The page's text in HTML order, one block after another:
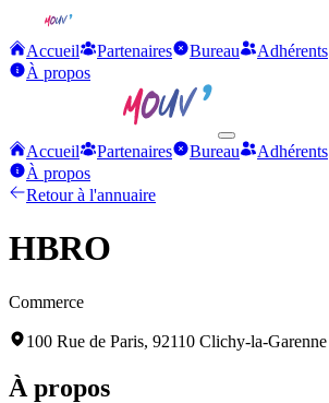
Accueil Partenaires Bureau Adhérents
À propos
Accueil Partenaires Bureau Adhérents
À propos
Retour à l'annuaire
HBRO
Commerce
100 Rue de Paris, 92110 Clichy-la-Garenne
À propos